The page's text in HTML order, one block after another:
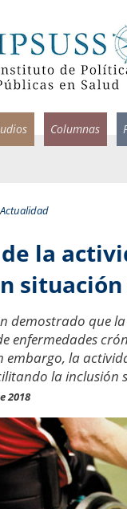
Columnas
Actualidad
la
demostrado que
enfermedades
embargo, la
la inclusión
2018
Infectólogo y
Usamos la palabra
una enfermedad
propaga a un gran